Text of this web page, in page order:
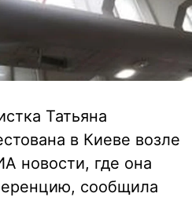
Татьяна
в Киеве возле
новости, где она
сообщила